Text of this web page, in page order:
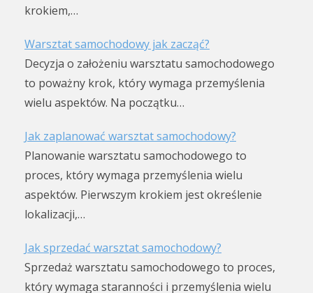
krokiem,…
Warsztat samochodowy jak zacząć?
Decyzja o założeniu warsztatu samochodowego
to poważny krok, który wymaga przemyślenia
wielu aspektów. Na początku…
Jak zaplanować warsztat samochodowy?
Planowanie warsztatu samochodowego to
proces, który wymaga przemyślenia wielu
aspektów. Pierwszym krokiem jest określenie
lokalizacji,…
Jak sprzedać warsztat samochodowy?
Sprzedaż warsztatu samochodowego to proces,
który wymaga staranności i przemyślenia wielu